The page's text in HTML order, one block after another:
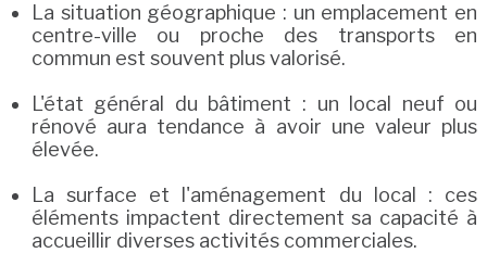
La situation géographique : un emplacement en
centre-ville ou proche des transports en
commun est souvent plus valorisé.
L'état général du bâtiment : un local neuf ou
rénové aura tendance à avoir une valeur plus
élevée.
La surface et l'aménagement du local : ces
éléments impactent directement sa capacité à
accueillir diverses activités commerciales.